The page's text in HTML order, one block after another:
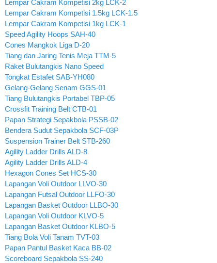
Lempar Cakram Kompetisi 2kg LCK-2
Lempar Cakram Kompetisi 1.5kg LCK-1.5
Lempar Cakram Kompetisi 1kg LCK-1
Speed Agility Hoops SAH-40
Cones Mangkok Liga D-20
Tiang dan Jaring Tenis Meja TTM-5
Raket Bulutangkis Nano Speed
Tongkat Estafet SAB-YH080
Gelang-Gelang Senam GGS-01
Tiang Bulutangkis Portabel TBP-05
Crossfit Training Belt CTB-01
Papan Strategi Sepakbola PSSB-02
Bendera Sudut Sepakbola SCF-03P
Suspension Trainer Belt STB-260
Agility Ladder Drills ALD-8
Agility Ladder Drills ALD-4
Hexagon Cones Set HCS-30
Lapangan Voli Outdoor LLVO-30
Lapangan Futsal Outdoor LLFO-30
Lapangan Basket Outdoor LLBO-30
Lapangan Voli Outdoor KLVO-5
Lapangan Basket Outdoor KLBO-5
Tiang Bola Voli Tanam TVT-03
Papan Pantul Basket Kaca BB-02
Scoreboard Sepakbola SS-240